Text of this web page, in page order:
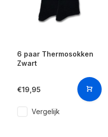
6 paar Thermosokken
Zwart
€19,95
Vergelijk